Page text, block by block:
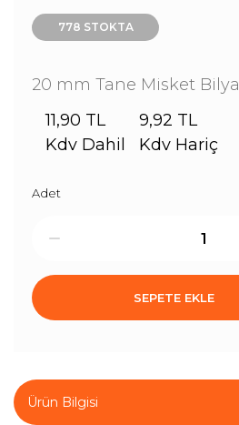
778 STOKTA
20 mm Tane Misket Bilya
11,90 TL
Kdv Dahil
9,92 TL
Kdv Hariç
Adet
SEPETE EKLE
Ürün Bilgisi